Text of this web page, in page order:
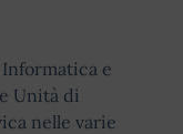
e
Unità di
nelle varie